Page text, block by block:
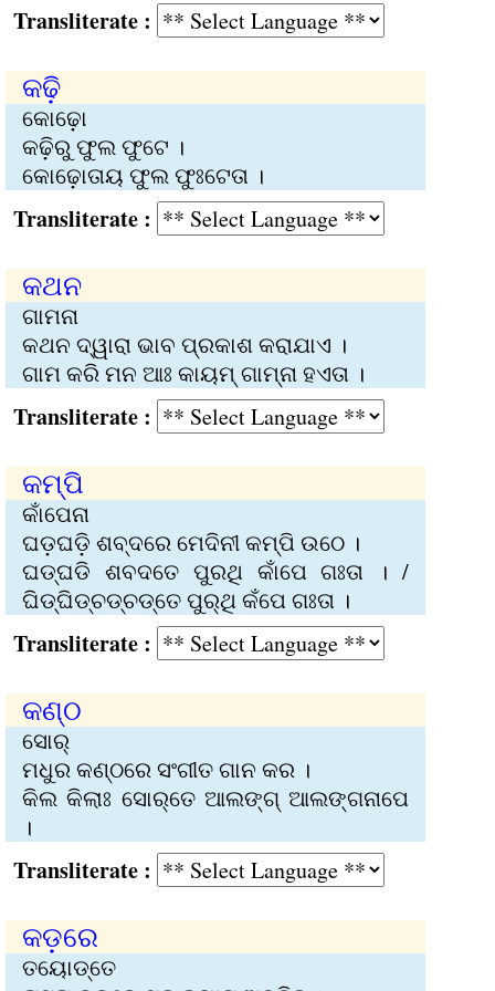
:
କଢ଼ି
କୋଢ଼ୋ
କଢ଼ିରୁ ଫୁଲ ଫୁଟେ ।
କୋଢ଼ୋତାୟ ଫୁଲ ଫୁଃଟେତା ।
:
କଥନ
ଗାମନା
କଥନ ଦ୍ୱାରା ଭାବ ପ୍ରକାଶ କରାଯାଏ ।
ଗାମ କରି ମନ ଆଃ କାୟମ୍‍ ଗାମ୍‌ନା ହଏତା ।
:
କମ୍ପି
କାଁପେନା
ଘଡ଼ଘଡ଼ି ଶବ୍ଦରେ ମେଦିନୀ କମ୍ପି ଉଠେ ।
ଘଡ୍‌ଘଡି ଶବଦତେ ପୁରଥି କାଁପେ ଗଃତା । /
ଘିଡ୍‌ଘିଡ୍‌ଚଡ୍‌ଚଡ୍‌ତେ ପୁର୍‌ଥି କଁପେ ଗଃତା ।
:
କଣ୍ଠ
ସୋର୍‍
ମଧୁର କଣ୍ଠରେ ସଂଗୀତ ଗାନ କର ।
କିଲ କିଲାଃ ସୋର୍‌ତେ ଆଲଙ୍ଗ୍ ଆଲଙ୍ଗନାପେ
।
:
କଡ଼ରେ
ତୟୋଡ୍‌ତେ